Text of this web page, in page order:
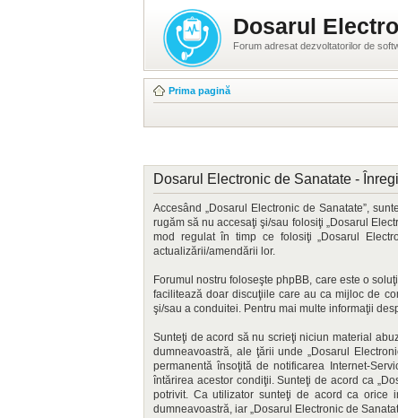
Dosarul
Forum adresat dezvoltatorilor de
Prima pagină
Dosarul Electronic de Sanatate -
Accesând „Dosarul Electronic de Sanatate”,
rugăm să nu accesaţi şi/sau folosiţi „Dosarul
mod regulat în timp ce folosiţi „Dosarul
actualizării/amendării lor.
Forumul nostru foloseşte phpBB, care este o
facilitează doar discuţiile care au ca mijloc de
şi/sau a conduitei. Pentru mai multe informaţii
Sunteţi de acord să nu scrieţi niciun material
dumneavoastră, ale ţării unde „Dosarul
permanentă însoţită de notificarea Internet-
întărirea acestor condiţii. Sunteţi de acord ca
potrivit. Ca utilizator sunteţi de acord ca orice
dumneavoastră, iar „Dosarul Electronic de